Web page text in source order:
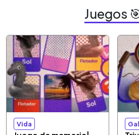
Juegos
Vida